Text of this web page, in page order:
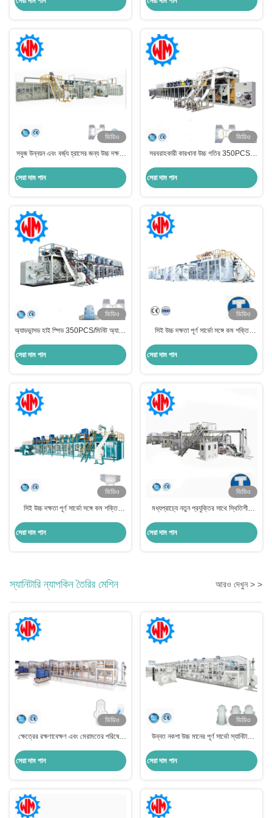
ভিডিও
সবুজ উন্নয়ন এবং বর্জ্য হ্রাসের জন্য উচ্চ দক্ষতা
সেরা দাম পান
ভিডিও
সরবরাহকারী কারখানা উচ্চ গতির 350PCS /
সেরা দাম পান
ভিডিও
অ্যাডভান্সড হাই স্পিড 350PCS/মিনিট অ্যাডাল্ট
সেরা দাম পান
ভিডিও
সিই উচ্চ দক্ষতা পূর্ণ সার্ভো সঙ্গে কম শক্তি
সেরা দাম পান
ভিডিও
সিই উচ্চ দক্ষতা পূর্ণ সার্ভো সঙ্গে কম শক্তি
সেরা দাম পান
ভিডিও
মধ্যপ্রাচ্যে নতুন প্রযুক্তির সাথে স্থিতিশীল
সেরা দাম পান
স্যানিটারি ন্যাপকিন তৈরির মেশিন আরও দেখুন > >
ভিডিও
ক্ষেত্রের রক্ষণাবেক্ষণ এবং মেরামতের পরিষেবা
সেরা দাম পান
ভিডিও
উন্নত নকশা উচ্চ মানের পূর্ণ সার্ভো স্যানিটারি
সেরা দাম পান